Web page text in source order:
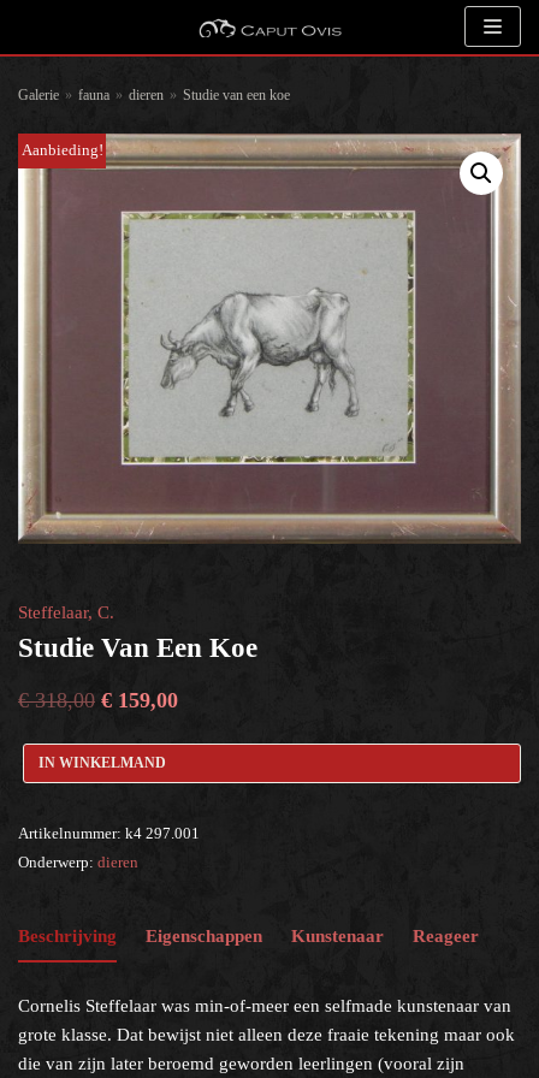
naar
Galerie » fauna » dieren » Studie van een koe
Aanbieding!
Steffelaar, C.
Studie Van Een Koe
€318,00 € 159,00
IN WINKELMAND
Artikelnummer: k4 297.001
Onderwerp: dieren
Beschrijving Eigenschappen Kunstenaar Reageer
Cornelis Steffelaar was min-of-meer een selfmade kunstenaar van
grote klasse. Dat bewijst niet alleen deze fraaie tekening maar ook
die van zijn later beroemd geworden leerlingen (vooral zijn
Kunstenaar
Onderwerp